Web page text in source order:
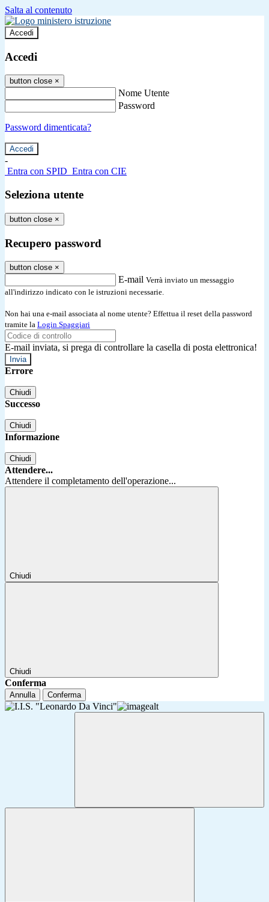
Salta al contenuto
Accedi
Accedi
button close ×
Nome Utente
Password
Password dimenticata?
-
Entra con SPID Entra con CIE
Seleziona utente
button close ×
Recupero password
button close ×
E-mail Verrà inviato un messaggio
all'indirizzo indicato con le istruzioni necessarie.
Non hai una e-mail associata al nome utente? Effettua il reset della password
tramite la Login Spaggiari
E-mail inviata, si prega di controllare la casella di posta elettronica!
Errore
Chiudi
Successo
Chiudi
Informazione
Chiudi
Attendere...
Attendere il completamento dell'operazione...
Chiudi
Chiudi
Conferma
Annulla Conferma